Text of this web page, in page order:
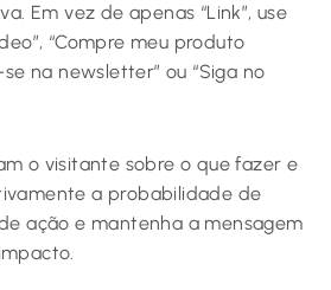
Em vez de apenas “Link”, use
“Compre meu produto
se na newsletter” ou “Siga no
o visitante sobre o que fazer e
a probabilidade de
ação e mantenha a mensagem